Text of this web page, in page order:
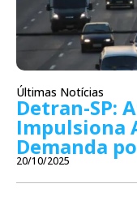
Últimas Notícias
Detran-SP:
Impulsiona
Demanda
20/10/2025